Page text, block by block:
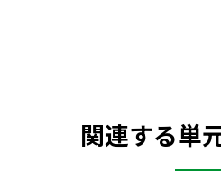
関連する単